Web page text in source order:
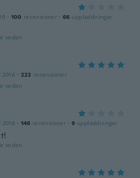
· 100 recensioner · 66 uppladdningar
sedan
2016 · 222 recensioner
sedan
2018 · 146 recensioner · 9 uppladdningar
sedan